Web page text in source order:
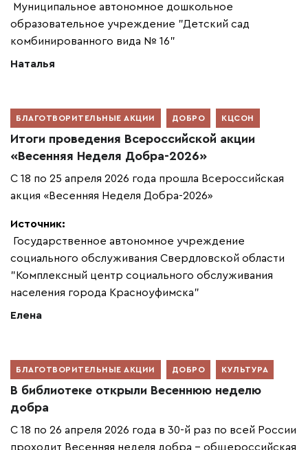
Муниципальное автономное дошкольное
образовательное учреждение "Детский сад
комбинированного вида № 16"
Наталья
БЛАГОТВОРИТЕЛЬНЫЕ АКЦИИ ДОБРО КЦСОН
Итоги проведения Всероссийской акции
«Весенняя Неделя Добра-2026»
С 18 по 25 апреля 2026 года прошла Всероссийская
акция «Весенняя Неделя Добра-2026»
Источник:
Государственное автономное учреждение
социального обслуживания Свердловской области
"Комплексный центр социального обслуживания
населения города Красноуфимска"
Елена
БЛАГОТВОРИТЕЛЬНЫЕ АКЦИИ ДОБРО КУЛЬТУРА
В библиотеке открыли Весеннюю неделю
добра
С 18 по 26 апреля 2026 года в 30-й раз по всей России
проходит Весенняя неделя добра – общероссийская